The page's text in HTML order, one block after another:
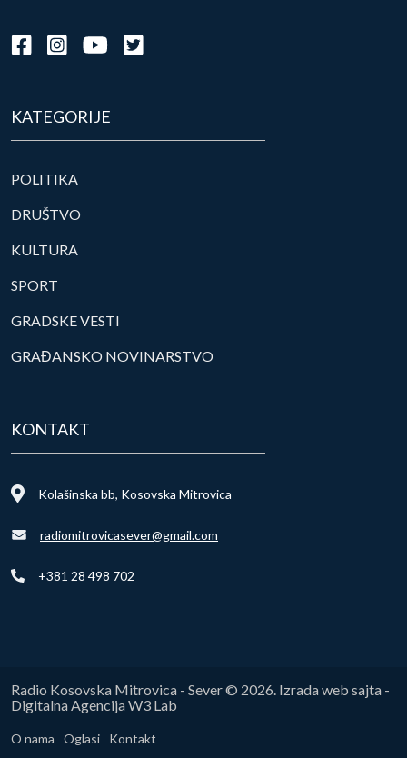
KATEGORIJE
POLITIKA
DRUŠTVO
KULTURA
SPORT
GRADSKE VESTI
GRAĐANSKO NOVINARSTVO
KONTAKT
Kolašinska bb, Kosovska Mitrovica
radiomitrovicasever@gmail.com
+381 28 498 702
Radio Kosovska Mitrovica - Sever © 2026. Izrada web sajta -
Digitalna Agencija W3 Lab
O nama Oglasi Kontakt